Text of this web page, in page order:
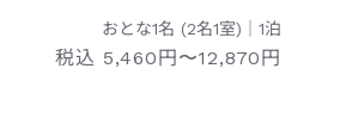
おとな1名 (2名1室)｜ 1泊
税込 5,460円〜12,870円